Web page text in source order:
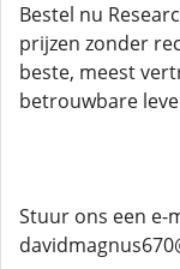
Bestel nu
prijzen zonder
beste, meest
betrouwbare
Stuur ons een e-